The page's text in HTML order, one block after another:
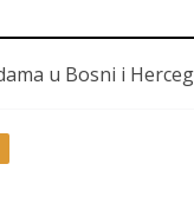
u Bosni i